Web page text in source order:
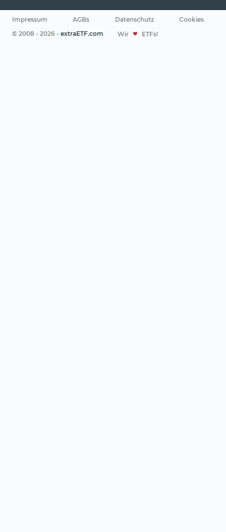
Impressum AGBs Datenschutz
Cookies
© 2008 - 2026 - extraETF.com Wir ETFs!